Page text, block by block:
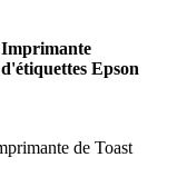
Imprimante
d'étiquettes Epson
de Toast